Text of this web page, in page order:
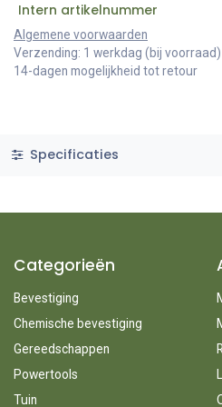
Intern artikelnummer
Algemene voorwaarden
Verzending: 1 werkdag (bij voorraad)
14-dagen mogelijkheid tot retour
Specificaties
Categorieën
Bevestiging
Chemische bevestiging
Gereedschappen
Powertools
Tuin